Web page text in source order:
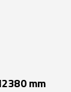
mm